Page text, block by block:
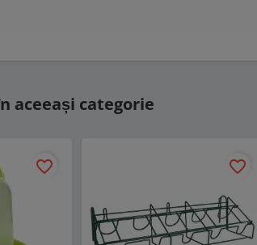
aceeași categorie
favorite_border favorite_border